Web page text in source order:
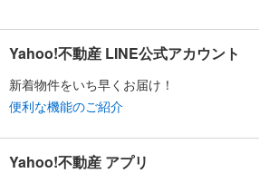
Yahoo!不動産 LINE公式アカウント
新着物件をいち早くお届け！
便利な機能のご紹介
Yahoo!不動産 アプリ